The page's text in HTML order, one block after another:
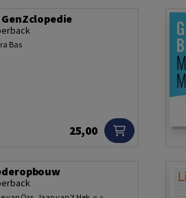
GenZclopedie
Bas
25,00